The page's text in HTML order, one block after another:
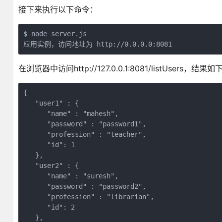
接下来执行以下命令：
$ node server.js
在浏览器中访问http://127.0.0.1:8081/listUsers，结果如下
{
   "user1" : {
      "name" : "mahesh",
      "password" : "password1",
      "profession" : "teacher",
      "id": 1
   },
   "user2" : {
      "name" : "suresh",
      "password" : "password2",
      "profession" : "librarian",
      "id": 2
   },